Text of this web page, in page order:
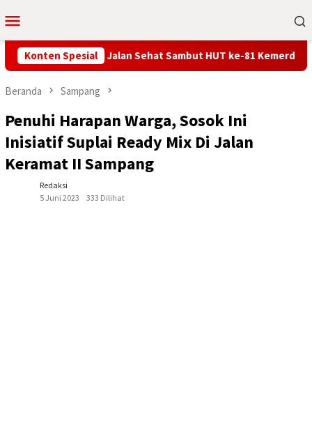
ke
Mobile
Konten Spesial
Ikuti Jalan Sehat Sambut HUT ke-81 Kemerdekaan RI
Beranda Sampang
Penuhi Harapan Warga, Sosok Ini
Inisiatif Suplai Ready Mix Di Jalan
Keramat II Sampang
Redaksi
5 Juni 2023
333 Dilihat